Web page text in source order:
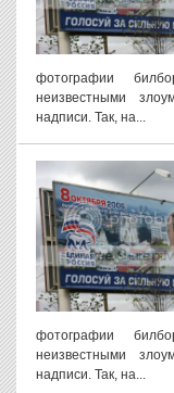
фотографии
неизвестными
надписи. Так, на...
фотографии
неизвестными
надписи. Так, на...